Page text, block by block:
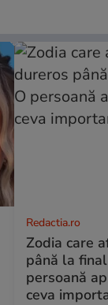
Redactia.ro
Zodia care
până la
persoană
ceva